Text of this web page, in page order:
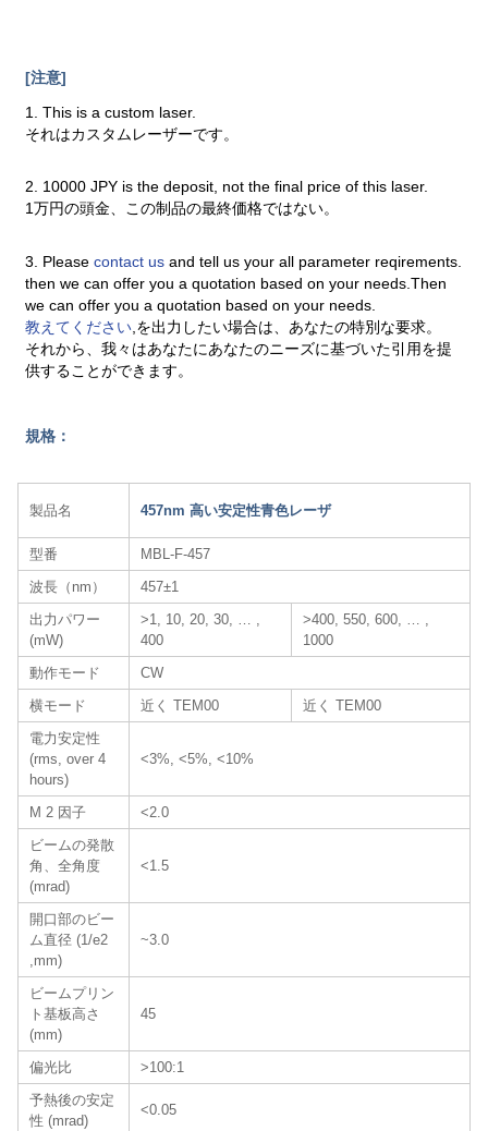
[注意]
1. This is a custom laser.
それはカスタムレーザーです。
2. 10000 JPY is the deposit, not the final price of this laser.
1万円の頭金、この制品の最終価格ではない。
3. Pleasecontact usand tell us your all parameter reqirements.
then we can offer you a quotation based on your needs.Then
we can offer you a quotation based on your needs.
教えてください ,を出力したい場合は、あなたの特別な要求。
それから、我々はあなたにあなたのニーズに基づいた引用を提
供することができます。
規格：
製品名 457nm 高い安定性青色レーザ​
型番
MBL-F-457
波長（nm）
457±1
出力パワー
(mW)
>1, 10, 20, 30, … ,
400
>400, 550, 600, … ,
1000
動作モード
CW
横モード
近く TEM00
近く TEM00
電力安定性
(rms, over 4
hours)
<3%, <5%, <10%
M 2 因子
<2.0
ビームの発散
角、全角度
(mrad)
<1.5
開口部のビー
ム直径 (1/e2
,mm)
~3.0
ビームプリン
ト基板高さ
(mm)
45
偏光比
>100:1
予熱後の安定
性 (mrad)
<0.05